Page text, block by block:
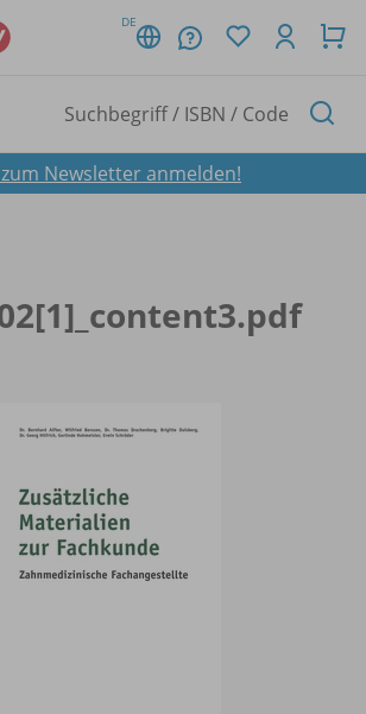
DE
zum Newsletter anmelden!
content3.pdf